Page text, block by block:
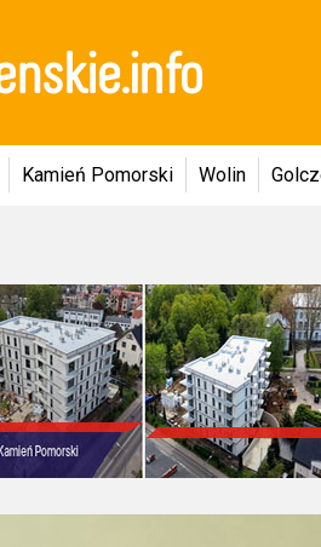
Kamień Pomorski Wolin